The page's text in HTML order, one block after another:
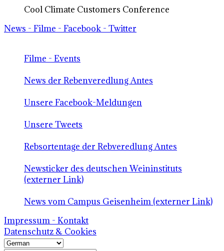
Cool Climate Customers Conference
News - Filme - Facebook - Twitter
Filme - Events
News der Rebenveredlung Antes
Unsere Facebook-Meldungen
Unsere Tweets
Rebsortentage der Rebveredlung Antes
Newsticker des deutschen Weininstituts
(externer Link)
News vom Campus Geisenheim (externer Link)
Impressum - Kontakt
Datenschutz & Cookies